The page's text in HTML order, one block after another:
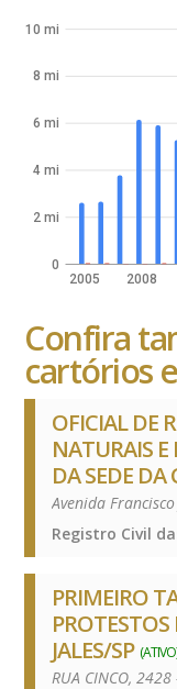
2005 2008
0
2 mi
4 mi
6 mi
8 mi
10 mi
Confira
cartórios
OFICIAL DE
NATURAIS E
DA SEDE DA
Avenida
PRIMEIRO
JALES/SP
RUA CINCO,